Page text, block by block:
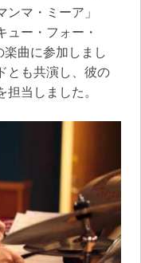
マ・ミーア」
ュー・フォー・
曲に参加しまし
とも共演し、彼の
当しました。